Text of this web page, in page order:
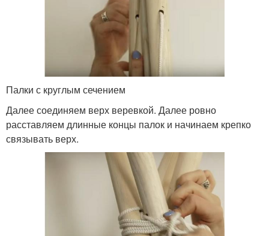
Палки с круглым сечением
Далее соединяем верх веревкой. Далее ровно
расставляем длинные концы палок и начинаем крепко
связывать верх.